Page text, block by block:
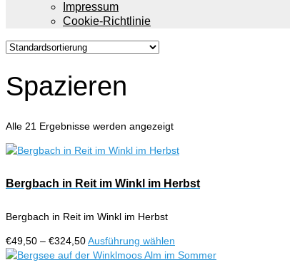
Impressum
Cookie-Richtlinie
Spazieren
Alle 21 Ergebnisse werden angezeigt
Bergbach in Reit im Winkl im Herbst
Bergbach in Reit im Winkl im Herbst
€49,50 – €324,50Preisspanne:
€49,50
Ausführung wählen
Produkt